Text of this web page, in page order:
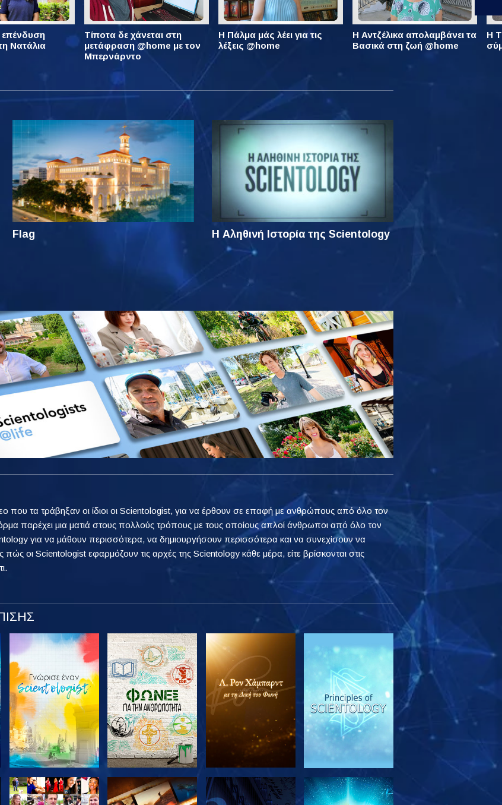
επένδυση
Νατάλια
Τίποτα δε χάνεται στη
μετάφραση @home με τον
Μπερνάρντο
Η Πάλμα μάς λέει για τις
λέξεις @home
Η Αντζέλικα απολαμβάνει τα
Βασικά στη ζωή @home
Η
Flag Η Αληθινή Ιστορία της Scientology
που τα τράβηξαν οι ίδιοι οι Scientologist, για να έρθουν σε επαφή με ανθρώπους από όλο τον
παρέχει μια ματιά στους πολλούς τρόπους με τους οποίους απλοί άνθρωποι από όλο τον
για να μάθουν περισσότερα, να δημιουργήσουν περισσότερα και να συνεχίσουν να
οι Scientologist εφαρμόζουν τις αρχές της Scientology κάθε μέρα, είτε βρίσκονται στις